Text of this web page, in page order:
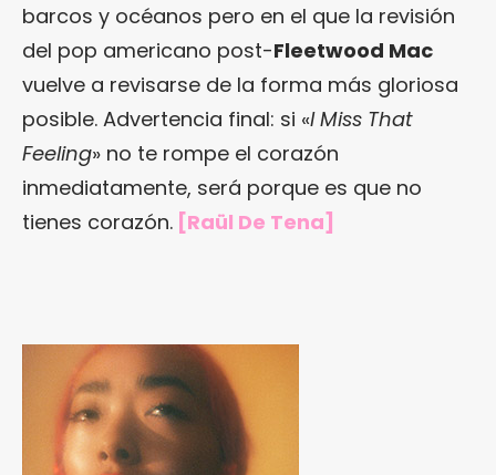
barcos y océanos pero en el que la revisión
del pop americano post-Fleetwood Mac
vuelve a revisarse de la forma más gloriosa
posible. Advertencia final: si «I Miss That
Feeling» no te rompe el corazón
inmediatamente, será porque es que no
tienes corazón. [Raül De Tena]